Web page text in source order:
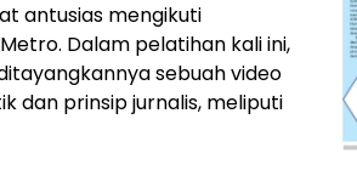
antusias mengikuti
Dalam pelatihan kali ini,
sebuah video
dan prinsip jurnalis, meliputi